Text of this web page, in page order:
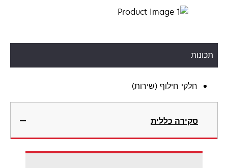
תכונות
חלקי חילוף (שירות)
סקירה כללית